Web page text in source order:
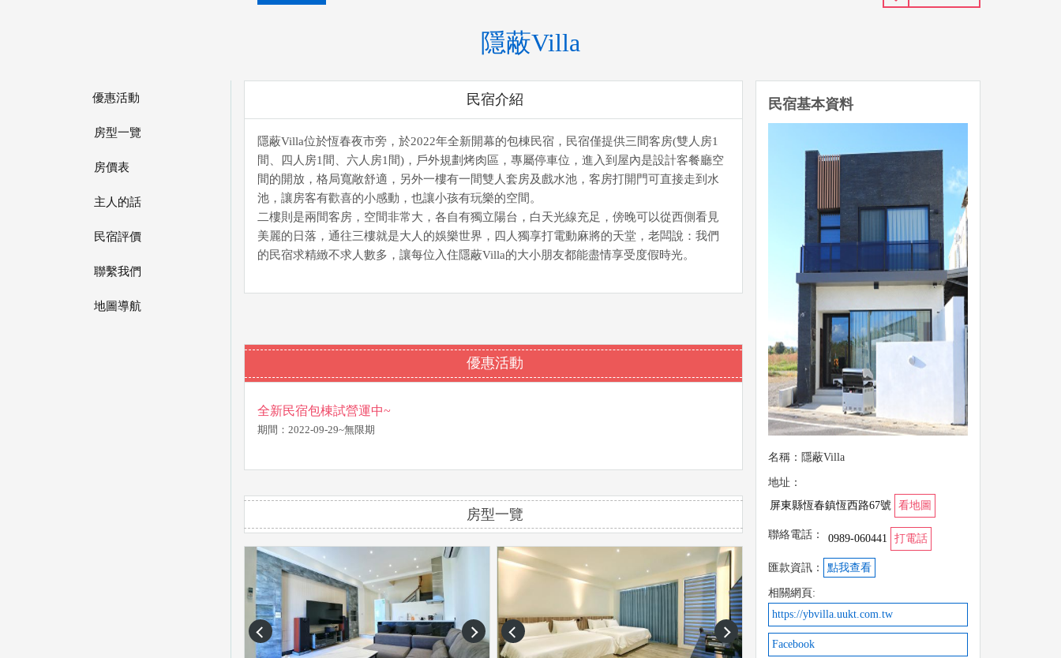
隱蔽Villa
優惠活動
房型一覽
房價表
主人的話
民宿評價
聯繫我們
地圖導航
民宿介紹
隱蔽Villa位於恆春夜市旁，於2022年全新開幕的包棟民宿，民宿僅提供三間客房(雙人房1
間、四人房1間、六人房1間)，戶外規劃烤肉區，專屬停車位，進入到屋內是設計客餐廳空
間的開放，格局寬敞舒適，另外一樓有一間雙人套房及戲水池，客房打開門可直接走到水
池，讓房客有歡喜的小感動，也讓小孩有玩樂的空間。
二樓則是兩間客房，空間非常大，各自有獨立陽台，白天光線充足，傍晚可以從西側看見
美麗的日落，通往三樓就是大人的娛樂世界，四人獨享打電動麻將的天堂，老闆說：我們
的民宿求精緻不求人數多，讓每位入住隱蔽Villa的大小朋友都能盡情享受度假時光。
優惠活動
全新民宿包棟試營運中~
期間：2022-09-29~無限期
房型一覽
prev next prev next
民宿基本資料
名稱：隱蔽Villa
地址：
屏東縣恆春鎮恆西路67號
看地圖
聯絡電話： 0989-060441 打電話
匯款資訊： 點我查看
相關網頁:
https://ybvilla.uukt.com.tw
Facebook